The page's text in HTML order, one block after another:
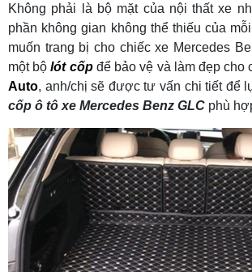
Không phải là bộ mặt của nội thất xe
phần không gian không thể thiếu của
muốn trang bị cho chiếc xe Mercedes
một bộlót cốpđể bảo vệ và làm đẹp cho
Auto, anh/chị sẽ được tư vấn chi tiết để
cốp ô tô xe Mercedes Benz GLC phù